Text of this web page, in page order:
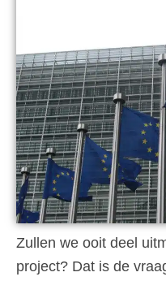
Zullen we ooit deel
project? Dat is de